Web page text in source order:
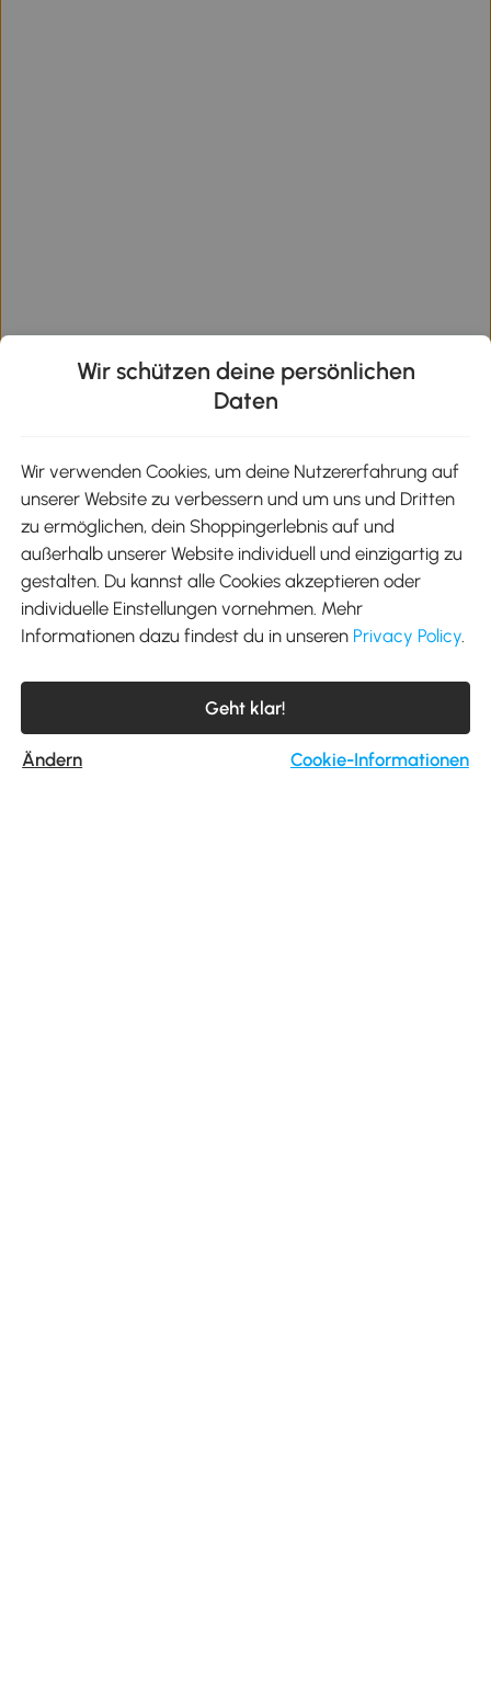
Beliebte Suchanfragen
Abonniere unseren Newsletter
Gib deine E-Mail-Adresse oder Telefonnummer ein und
Wir schützen deine persönlichen
Daten
Wir verwenden Cookies, um deine Nutzererfahrung auf
unserer Website zu verbessern und um uns und Dritten
zu ermöglichen, dein Shoppingerlebnis auf und
außerhalb unserer Website individuell und einzigartig zu
gestalten. Du kannst alle Cookies akzeptieren oder
individuelle Einstellungen vornehmen. Mehr
Informationen dazu findest du in unseren Privacy Policy.
Geht klar!
Ändern Cookie-Informationen